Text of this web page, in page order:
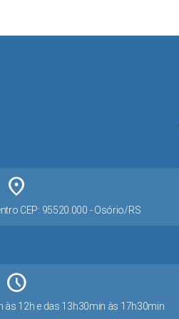
place
CEP: 95520.000 - Osório/RS
Schedule
às 12h e das 13h30min às 17h30min